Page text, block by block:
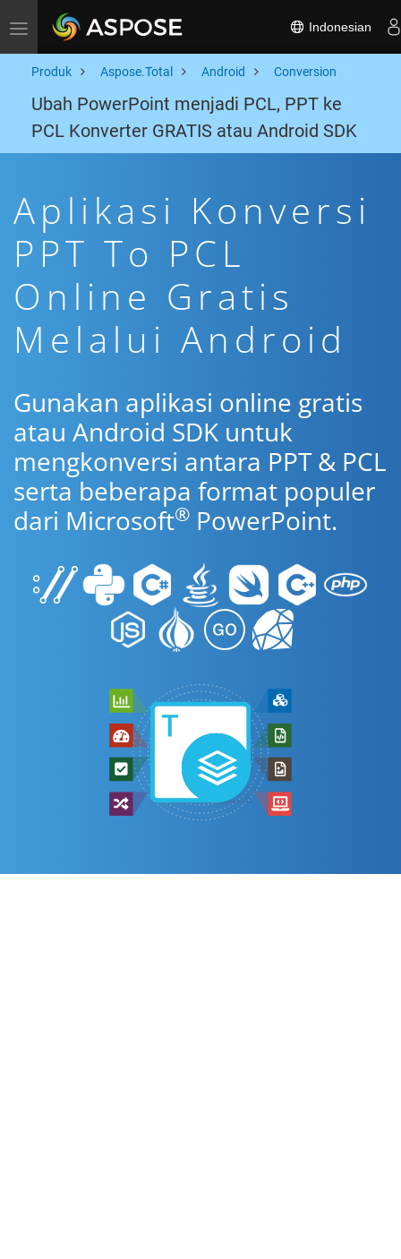
Toggle navigation Indonesian
Produk Aspose.Total Android Conversion
Ubah PowerPoint menjadi PCL, PPT ke
PCL Konverter GRATIS atau Android SDK
Aplikasi Konversi
PPT To PCL
Online Gratis
Melalui Android
Gunakan aplikasi online gratis
atau Android SDK untuk
mengkonversi antara PPT & PCL
serta beberapa format populer
dari Microsoft® PowerPoint.